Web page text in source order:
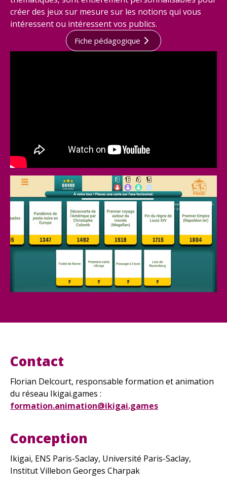
créer des jeux sur mesure sur les notions qui vous
intéressent ou intéressent vos publics.
Fiche pédagogique
Contact
Florian Delcourt, responsable formation et animation
du réseau Ikigai.games :
formation.animation@ikigai.games
Conception
Ikigai, ENS Paris-Saclay, Université Paris-Saclay,
Institut Villebon Georges Charpak